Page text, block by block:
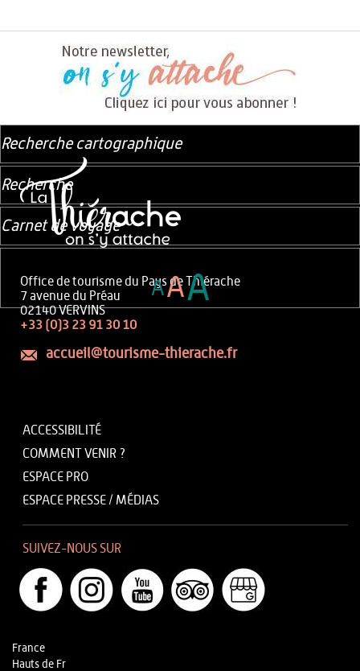
Office de tourisme du Pays de Thiérache
7 avenue du Préau
02140 VERVINS
+33 (0)3 23 91 30 10
accueil@tourisme-thierache.fr
ACCESSIBILITÉ
COMMENT VENIR ?
ESPACE PRO
ESPACE PRESSE / MÉDIAS
SUIVEZ-NOUS SUR
France
Hauts de Fr
Recherche cartographique
Recherche
Carnet de voyage
AAA